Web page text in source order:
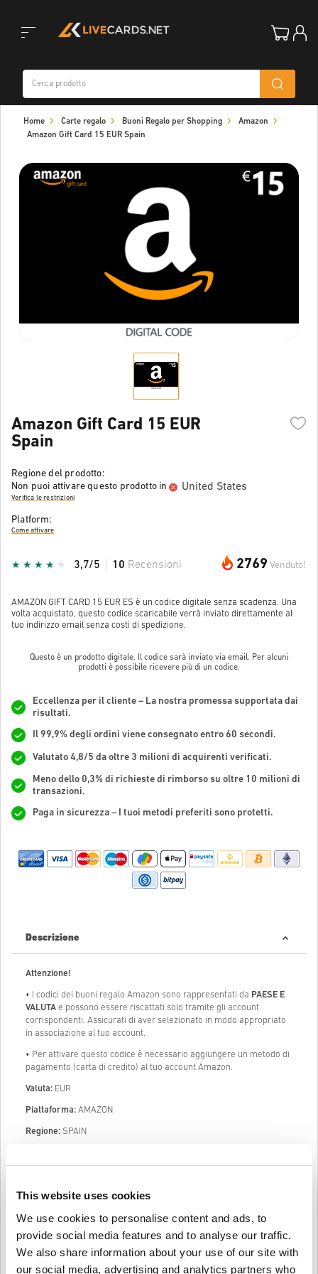
This website uses cookies
We use cookies to personalise content and ads, to
provide social media features and to analyse our traffic.
We also share information about your use of our site with
our social media, advertising and analytics partners who
navigation
Home Carte regalo Buoni Regalo per Shopping
Amazon
Amazon Gift Card 15 EUR Spain
Amazon Gift Card 15 EUR
Spain
Regione del prodotto:
Non puoi attivare questo prodotto in
United States
Verifica le restrizioni
Platform:
Come attivare
2769 Venduto!
3,7/5 10 Recensioni
AMAZON GIFT CARD 15 EUR ES è un codice digitale senza scadenza. Una
volta acquistato, questo codice scaricabile verrà inviato direttamente al
tuo indirizzo email senza costi di spedizione.
Questo è un prodotto digitale. Il codice sarà inviato via email. Per alcuni
prodotti è possibile ricevere più di un codice.
Eccellenza per il cliente – La nostra promessa supportata dai
risultati.
Il 99,9% degli ordini viene consegnato entro 60 secondi.
Valutato 4,8/5 da oltre 3 milioni di acquirenti verificati.
Meno dello 0,3% di richieste di rimborso su oltre 10 milioni di
transazioni.
Paga in sicurezza – I tuoi metodi preferiti sono protetti.
Descrizione
Attenzione!
• I codici dei buoni regalo Amazon sono rappresentati da PAESE E
VALUTA e possono essere riscattati solo tramite gli account
corrispondenti. Assicurati di aver selezionato in modo appropriato
in associazione al tuo account.
• Per attivare questo codice è necessario aggiungere un metodo di
pagamento (carta di credito) al tuo account Amazon.
Valuta: EUR
Piattaforma: AMAZON
Regione: SPAIN
EUR ES sul mercato. I nostri prezzi sono economici perché
scontato e siamo in grado di passarlo a voi, i nostri clienti. Oltre ad
legali al 100% e che sono stati acquistati da fornitori ufficiali.
Una volta acquistato, ti manderemo il codice digitale di AMAZON
GIFT CARD 15 EUR ES istantaneamente e direttamente al tuo
indirizzo mail precedentemente fornito.
(pre-Order prodotti